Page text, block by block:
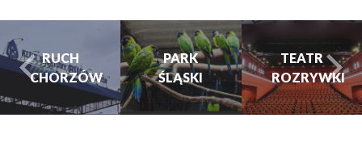
PARK
ŚLĄSKI
TEATR
ROZRYWKI
CENTRUM
KULTURY
I KINO
GRAJFKA
turysta.Previous